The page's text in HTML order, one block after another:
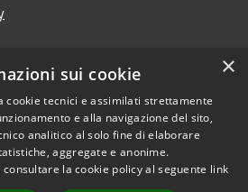
Copyright © 2026 • Comune di
×
sui cookie
cookie tecnici e assimilati strettamente
e alla navigazione del sito,
analitico al solo fine di elaborare
aggregate e anonime.
la cookie policy al seguente link